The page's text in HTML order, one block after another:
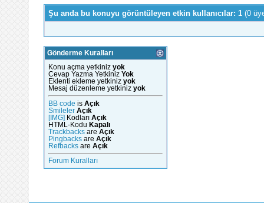
Şu anda bu konuyu görüntüleyen etkin kullanıcılar: 1 (0
Gönderme Kuralları
Konu açma yetkiniz yok
Cevap Yazma Yetkiniz Yok
Eklenti ekleme yetkiniz yok
Mesaj düzenleme yetkiniz yok
BB code is Açık
Smileler Açık
[IMG] Kodları Açık
HTML-Kodu Kapalı
Trackbacks are Açık
Pingbacks are Açık
Refbacks are Açık
Forum Kuralları